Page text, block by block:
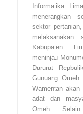
Informatika
menerangkan
sektor
melaksanakan
Kabupaten
meninjau
Darurat
Gunuang
Wamentan akan
adat dan
Omeh.